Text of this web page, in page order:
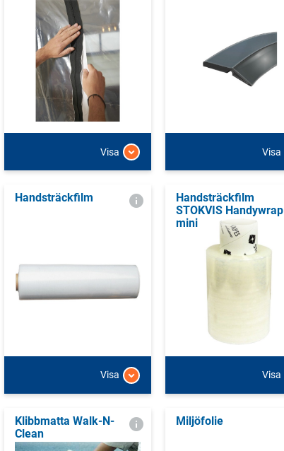
Visa Visa
Handsträckfilm
Visa
Handsträckfilm
STOKVIS Handywrap
mini
Visa
Klibbmatta Walk-N-
Clean
Miljöfolie